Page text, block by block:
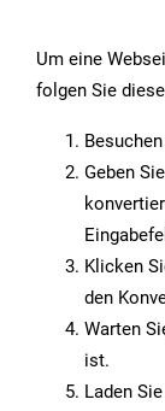
Um eine
folgen Sie
Geben
Klicken
den
Warten
ist.
Laden